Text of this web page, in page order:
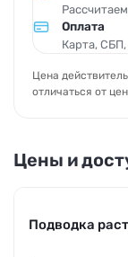
Оплата
Карта,
Цена
отличаться от
Цены и
Подводка